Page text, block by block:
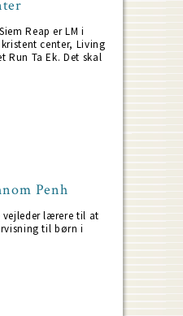
Reap er LM i
center, Living
Run Ta Ek. Det skal
Penh
vejleder lærere til at
til børn i